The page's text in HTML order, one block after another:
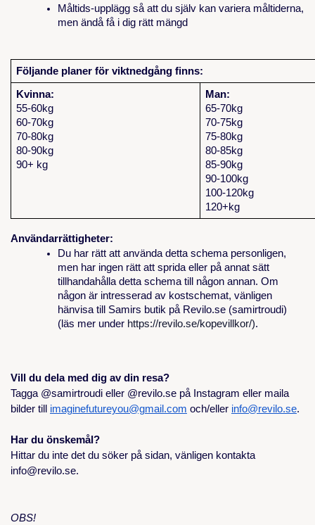
Måltids-upplägg så att du själv kan variera måltiderna,
men ändå få i dig rätt mängd
Följande planer för viktnedgång finns:
Kvinna:
55-60kg
60-70kg
70-80kg
80-90kg
90+ kg
Man:
65-70kg
70-75kg
75-80kg
80-85kg
85-90kg
90-100kg
100-120kg
120+kg
Användarrättigheter:
Du har rätt att använda detta schema personligen,
men har ingen rätt att sprida eller på annat sätt
tillhandahålla detta schema till någon annan. Om
någon är intresserad av kostschemat, vänligen
hänvisa till Samirs butik på Revilo.se (samirtroudi)
(läs mer under https://revilo.se/kopevillkor/).
Vill du dela med dig av din resa?
Tagga @samirtroudi eller @revilo.se på Instagram eller maila
bilder till imaginefutureyou@gmail.com och/eller info@revilo.se.
Har du önskemål?
Hittar du inte det du söker på sidan, vänligen kontakta
info@revilo.se.
OBS!